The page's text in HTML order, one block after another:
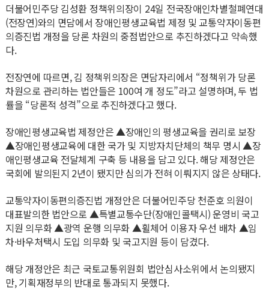
더불어민주당 김성환 정책위의장이 24일 전국장애인차별철폐연대
(전장연)와의 면담에서 장애인평생교육법 제정 및 교통약자이동편
의증진법 개정을 당론 차원의 중점법안으로 추진하겠다고 약속했
다.
전장연에 따르면, 김 정책위의장은 면담자리에서 “정책위가 당론
차원으로 관리하는 법안들은 100여 개 정도”라고 설명하며, 두 법
률을 “당론적 성격”으로 추진하겠다고 했다.
장애인평생교육법 제정안은 ▲장애인의 평생교육을 권리로 보장
▲장애인평생교육에 대한 국가 및 지방자치단체의 책무 명시 ▲장
애인평생교육 전달체계 구축 등 내용을 담고 있다. 해당 제정안은
국회에 발의된지 2년이 됐지만 심의가 전혀 이뤄지지 않은 상태다.
교통약자이동편의증진법 개정안은 더불어민주당 천준호 의원이
대표발의한 법안으로 ▲특별교통수단(장애인콜택시) 운영비 국고
지원 의무화 ▲광역 운행 의무화 ▲휠체어 이용자 우선 배차 ▲임
차·바우처택시 도입 의무화 및 국고지원 등이 담겼다.
해당 개정안은 최근 국토교통위원회 법안심사소위에서 논의됐지
만, 기획재정부의 반대로 통과되지 못했다.